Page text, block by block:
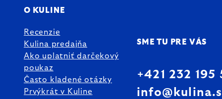
O KULINE
Recenzie
Kulina predajňa
Ako uplatniť darčekový
poukaz
Často kladené otázky
Prvýkrát v Kuline
SME TU PRE VÁS
+421 232 195